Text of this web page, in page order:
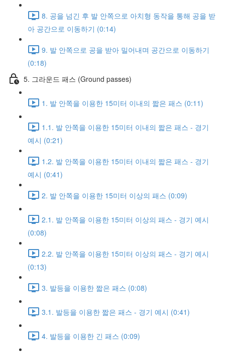
8. 공을 넘긴 후 발 안쪽으로 아치형 동작을 통해 공을 받
아 공간으로 이동하기 (0:14)
9. 발 안쪽으로 공을 받아 밀어내며 공간으로 이동하기
(0:18)
5. 그라운드 패스 (Ground passes)
1. 발 안쪽을 이용한 15미터 이내의 짧은 패스 (0:11)
1.1. 발 안쪽을 이용한 15미터 이내의 짧은 패스 - 경기
예시 (0:21)
1.2. 발 안쪽을 이용한 15미터 이내의 짧은 패스 - 경기
예시 (0:41)
2. 발 안쪽을 이용한 15미터 이상의 패스 (0:09)
2.1. 발 안쪽을 이용한 15미터 이상의 패스 - 경기 예시
(0:08)
2.2. 발 안쪽을 이용한 15미터 이상의 패스 - 경기 예시
(0:13)
3. 발등을 이용한 짧은 패스 (0:08)
3.1. 발등을 이용한 짧은 패스 - 경기 예시 (0:41)
4. 발등을 이용한 긴 패스 (0:09)